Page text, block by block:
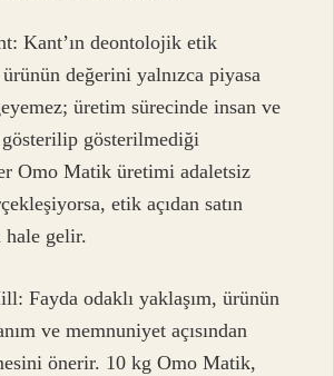
Kant’ın deontolojik etik
değerini yalnızca piyasa
üretim sürecinde insan ve
gösterilip gösterilmediği
Omo Matik üretimi adaletsiz
etik açıdan satın
hale gelir.
Fayda odaklı yaklaşım, ürünün
ve memnuniyet açısından
önerir. 10 kg Omo Matik,